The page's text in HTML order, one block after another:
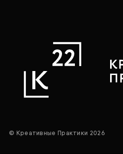
© Креативные Практики 2026